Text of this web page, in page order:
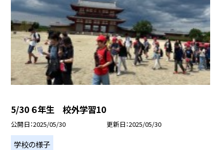
5/30 ６年生 校外学習10
公開日 2025/05/30 更新日 2025/05/30
学校の様子